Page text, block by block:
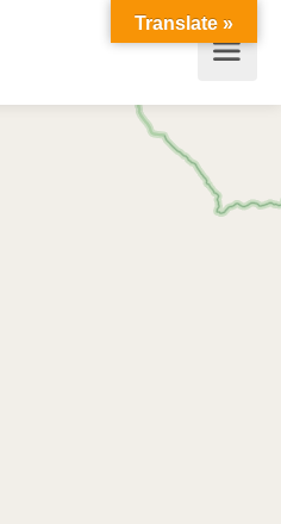
Translate »